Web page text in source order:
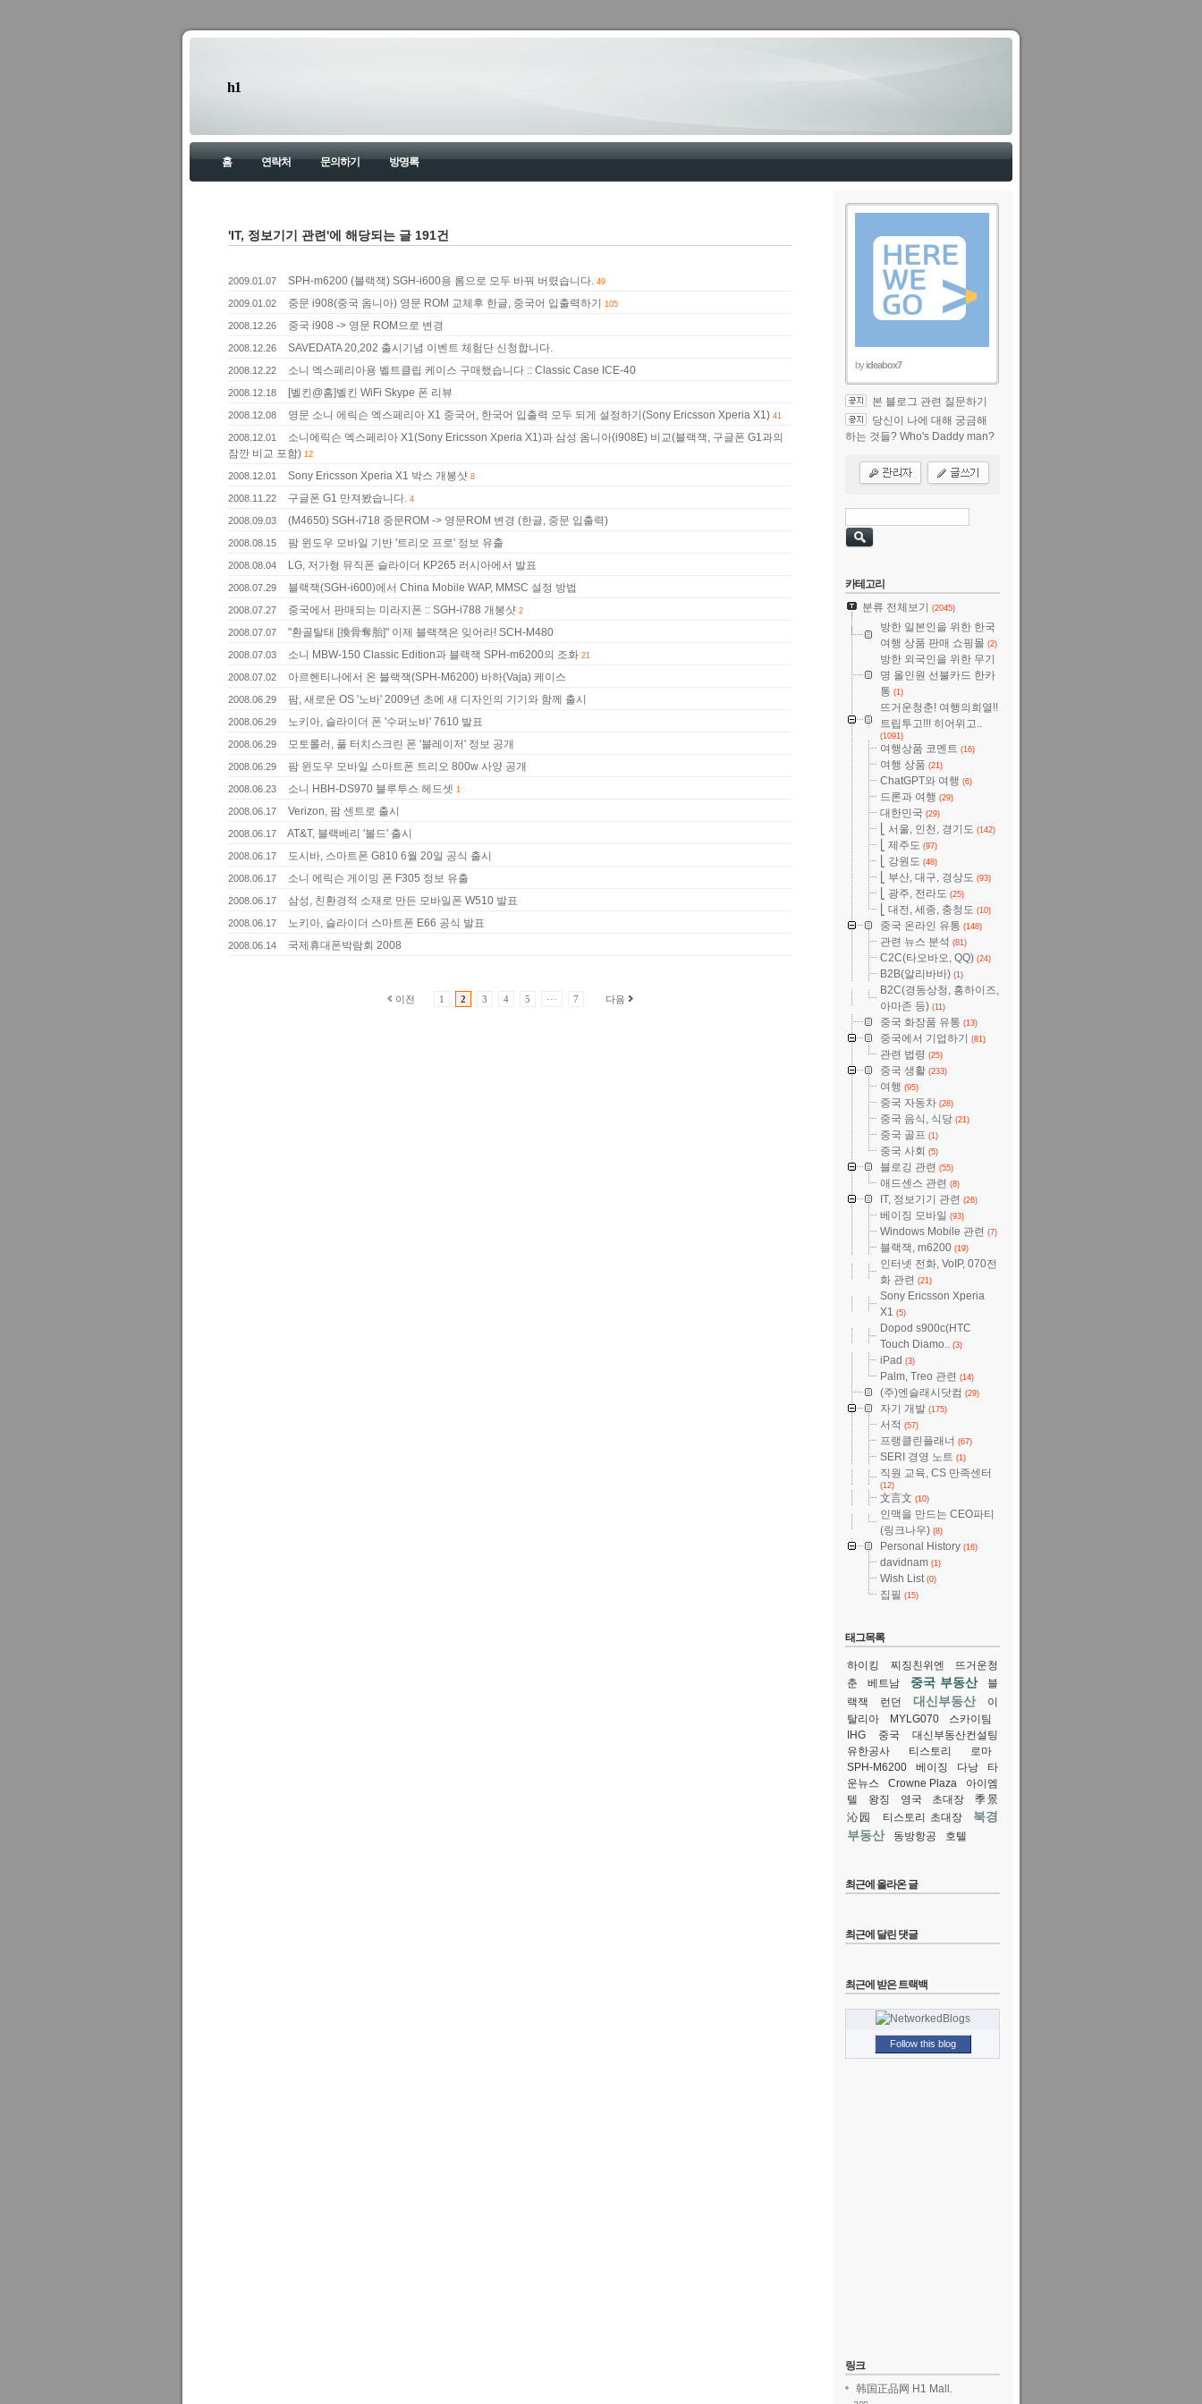
h1
홈 연락처 문의하기 방명록
'IT, 정보기기 관련'에 해당되는 글 191건
2009.01.07 SPH-m6200 (블랙잭) SGH-i600용 롬으로 모두 바꿔 버렸습니다. 49
2009.01.02 중문 i908(중국 옴니아) 영문 ROM 교체후 한글, 중국어 입출력하기 105
2008.12.26 중국 i908 -> 영문 ROM으로 변경
2008.12.26 SAVEDATA 20,202 출시기념 이벤트 체험단 신청합니다.
2008.12.22 소니 엑스페리아용 벨트클립 케이스 구매했습니다 :: Classic Case ICE-40
2008.12.18 [벨킨@홈]벨킨 WiFi Skype 폰 리뷰
2008.12.08 영문 소니 에릭슨 엑스페리아 X1 중국어, 한국어 입출력 모두 되게 설정하기(Sony Ericsson Xperia X1) 41
2008.12.01
소니에릭슨 엑스페리아 X1(Sony Ericsson Xperia X1)과 삼성 옴니아(i908E) 비교(블랙잭, 구글폰 G1과의
잠깐 비교 포함) 12
2008.12.01 Sony Ericsson Xperia X1 박스 개봉샷 8
2008.11.22 구글폰 G1 만져봤습니다. 4
2008.09.03 (M4650) SGH-i718 중문ROM -> 영문ROM 변경 (한글, 중문 입출력)
2008.08.15 팜 윈도우 모바일 기반 '트리오 프로' 정보 유출
2008.08.04 LG, 저가형 뮤직폰 슬라이더 KP265 러시아에서 발표
2008.07.29 블랙잭(SGH-i600)에서 China Mobile WAP, MMSC 설정 방법
2008.07.27 중국에서 판매되는 미라지폰 :: SGH-i788 개봉샷 2
2008.07.07 "환골탈태 [換骨奪胎]" 이제 블랙잭은 잊어라! SCH-M480
2008.07.03 소니 MBW-150 Classic Edition과 블랙잭 SPH-m6200의 조화 21
2008.07.02 아르헨티나에서 온 블랙잭(SPH-M6200) 바하(Vaja) 케이스
2008.06.29 팜, 새로운 OS '노바' 2009년 초에 새 디자인의 기기와 함께 출시
2008.06.29 노키아, 슬라이더 폰 '수퍼노바' 7610 발표
2008.06.29 모토롤러, 풀 터치스크린 폰 '블레이저' 정보 공개
2008.06.29 팜 윈도우 모바일 스마트폰 트리오 800w 사양 공개
2008.06.23 소니 HBH-DS970 블루투스 헤드셋 1
2008.06.17 Verizon, 팜 센트로 출시
2008.06.17 AT&T, 블랙베리 '볼드' 출시
2008.06.17 도시바, 스마트폰 G810 6월 20일 공식 출시
2008.06.17 소니 에릭슨 게이밍 폰 F305 정보 유출
2008.06.17 삼성, 친환경적 소재로 만든 모바일폰 W510 발표
2008.06.17 노키아, 슬라이더 스마트폰 E66 공식 발표
2008.06.14 국제휴대폰박람회 2008
이전 1 2 3 4 5 ··· 7 다음
byideabox7
본 블로그 관련 질문하기
당신이 나에 대해 궁금해
하는 것들? Who's Daddy man?
카테고리
분류 전체보기
(2045)
방한 일본인을 위한 한국
여행 상품 판매 쇼핑몰 (2)
방한 외국인을 위한 무기
명 올인원 선불카드 한카
통 (1)
뜨거운청춘! 여행의희열!!
트립투고!!! 히어위고..
(1091)
여행상품 코멘트 (16)
여행 상품 (21)
ChatGPT와 여행 (6)
드론과 여행 (29)
대한민국 (29)
⎣ 서울, 인천, 경기도 (142)
⎣ 제주도 (97)
⎣ 강원도 (48)
⎣ 부산, 대구, 경상도 (93)
⎣ 광주, 전라도 (25)
⎣ 대전, 세종, 충청도 (10)
중국 온라인 유통 (148)
관련 뉴스 분석 (81)
C2C(타오바오, QQ) (24)
B2B(알리바바) (1)
B2C(경동상청, 홍하이즈,
아마존 등) (11)
중국 화장품 유통 (13)
중국에서 기업하기 (81)
관련 법령 (25)
중국 생활 (233)
여행 (95)
중국 자동차 (28)
중국 음식, 식당 (21)
중국 골프 (1)
중국 사회 (5)
블로깅 관련 (55)
애드센스 관련 (8)
IT, 정보기기 관련 (26)
베이징 모바일 (93)
Windows Mobile 관련 (7)
블랙잭, m6200 (19)
인터넷 전화, VoIP, 070전
화 관련 (21)
Sony Ericsson Xperia
X1 (5)
Dopod s900c(HTC
Touch Diamo.. (3)
iPad (3)
Palm, Treo 관련 (14)
(주)엔슬래시닷컴 (29)
자기 개발 (175)
서적 (57)
프랭클린플래너 (67)
SERI 경영 노트 (1)
직원 교육, CS 만족센터
(12)
文言文 (10)
인맥을 만드는 CEO파티
(링크나우) (8)
Personal History (16)
davidnam (1)
Wish List(0)
집필 (15)
태그목록
하이킹 찌징친위엔
뜨거운청
춘
베트남 중국 부동산
블
랙잭
런던 대신부동산
이
탈리아
MYLG070
스카이팀
IHG
중국
대신부동산컨설팅
유한공사
티스토리
로마
SPH-M6200
베이징 다낭
타
운뉴스
Crowne Plaza
아이엠
텔
왕징 영국 초대장
季景
沁园
티스토리 초대장
북경
부동산
동방항공 호텔
최근에 올라온 글
최근에 달린 댓글
최근에 받은 트랙백
Follow this blog
링크
韩国正品网 H1 Mall.